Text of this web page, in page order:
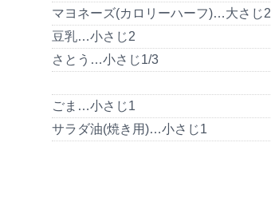
マヨネーズ(カロリーハーフ)…大さじ2
豆乳…小さじ2
さとう…小さじ1/3
ごま…小さじ1
サラダ油(焼き用)…小さじ1